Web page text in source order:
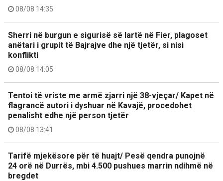
08/08 14:35
Sherri në burgun e sigurisë së lartë në Fier, plagoset
anëtari i grupit të Bajrajve dhe një tjetër, si nisi
konflikti
08/08 14:05
Tentoi të vriste me armë zjarri një 38-vjeçar/ Kapet në
flagrancë autori i dyshuar në Kavajë, procedohet
penalisht edhe një person tjetër
08/08 13:41
Tarifë mjekësore për të huajt/ Pesë qendra punojnë
24 orë në Durrës, mbi 4.500 pushues marrin ndihmë në
bregdet